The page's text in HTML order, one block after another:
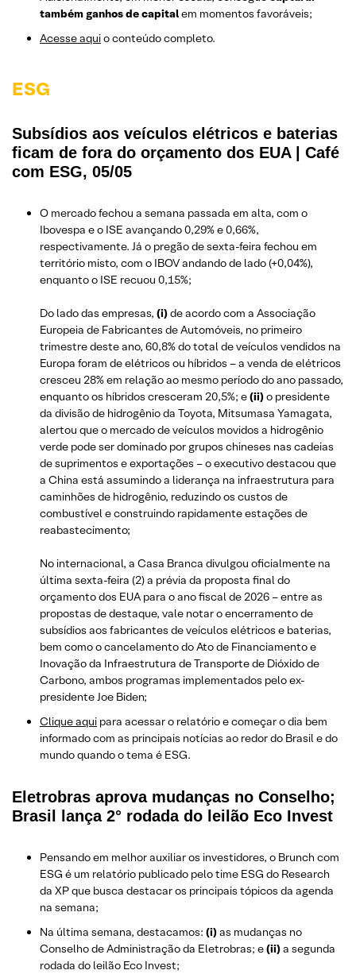
também ganhos de capitalem momentos favoráveis;
Acesse aquio conteúdo completo.
ESG
Subsídios aos veículos elétricos e baterias
ficam de fora do orçamento dos EUA | Café
com ESG, 05/05
O mercado fechou a semana passada em alta, com o
Ibovespa e o ISE avançando 0,29% e 0,66%,
respectivamente. Já o pregão de sexta-feira fechou em
território misto, com o IBOV andando de lado (+0,04%),
enquanto o ISE recuou 0,15%;
Do lado das empresas, (i)de acordo com a Associação
Europeia de Fabricantes de Automóveis, no primeiro
trimestre deste ano, 60,8% do total de veículos vendidos na
Europa foram de elétricos ou híbridos – a venda de elétricos
cresceu 28% em relação ao mesmo período do ano passado,
enquanto os híbridos cresceram 20,5%; e(ii)o presidente
da divisão de hidrogênio da Toyota, Mitsumasa Yamagata,
alertou que o mercado de veículos movidos a hidrogênio
verde pode ser dominado por grupos chineses nas cadeias
de suprimentos e exportações – o executivo destacou que
a China está assumindo a liderança na infraestrutura para
caminhões de hidrogênio, reduzindo os custos de
combustível e construindo rapidamente estações de
reabastecimento;
No internacional, a Casa Branca divulgou oficialmente na
última sexta-feira (2) a prévia da proposta final do
orçamento dos EUA para o ano fiscal de 2026 – entre as
propostas de destaque, vale notar o encerramento de
subsídios aos fabricantes de veículos elétricos e baterias,
bem como o cancelamento do Ato de Financiamento e
Inovação da Infraestrutura de Transporte de Dióxido de
Carbono, ambos programas implementados pelo ex-
presidente Joe Biden;
Clique aqui para acessar o relatório e começar o dia bem
informado com as principais notícias ao redor do Brasil e do
mundo quando o tema é ESG.
Eletrobras aprova mudanças no Conselho;
Brasil lança 2° rodada do leilão Eco Invest
Pensando em melhor auxiliar os investidores, o Brunch com
ESG é um relatório publicado pelo time ESG do Research
da XP que busca destacar os principais tópicos da agenda
na semana;
Na última semana, destacamos: (i)as mudanças no
Conselho de Administração da Eletrobras; e(ii)a segunda
rodada do leilão Eco Invest;